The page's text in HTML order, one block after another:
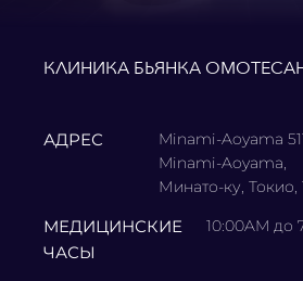
КЛИНИКА БЬЯНКА
АДРЕС
Minami-Aoyama
Minami-Aoyama,
Минато-ку, Токио,
МЕДИЦИНСКИЕ
ЧАСЫ
10:00AM до